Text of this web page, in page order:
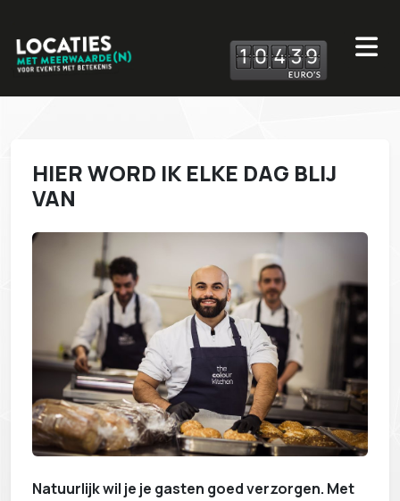
10 439
HIER WORD IK ELKE DAG BLIJ
VAN
Natuurlijk wil je je gasten goed verzorgen. Met